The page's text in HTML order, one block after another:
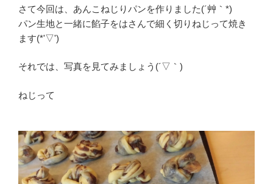
さて今回は、あんこねじりパンを作りました(´艸｀*)
パン生地と一緒に餡子をはさんで細く切りねじって焼き
ます(*'▽')
それでは、写真を見てみましょう(´▽｀)
ねじって